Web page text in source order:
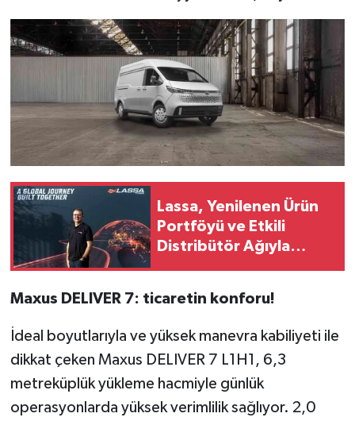
Lassa, Yenilenen Ürün
Portföyü ve Etkili
Distribütör Ağıyla
Maxus DELIVER 7: ticaretin konforu!
İdeal boyutlarıyla ve yüksek manevra kabiliyeti ile
dikkat çeken Maxus DELIVER 7 L1H1, 6,3
metreküplük yükleme hacmiyle günlük
operasyonlarda yüksek verimlilik sağlıyor. 2,0